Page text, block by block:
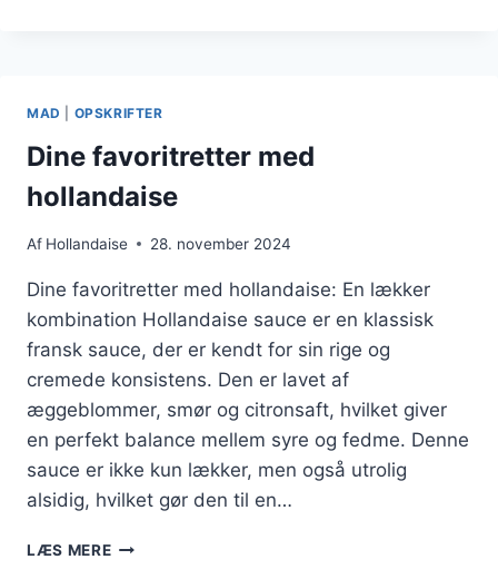
MAD OPSKRIFTER
Dine favoritretter med
hollandaise
Af Hollandaise 28. november 2024
Dine favoritretter med hollandaise: En lækker
kombination Hollandaise sauce er en klassisk
fransk sauce, der er kendt for sin rige og
cremede konsistens. Den er lavet af
æggeblommer, smør og citronsaft, hvilket giver
en perfekt balance mellem syre og fedme. Denne
sauce er ikke kun lækker, men også utrolig
alsidig, hvilket gør den til en…
LÆS MEREDINE